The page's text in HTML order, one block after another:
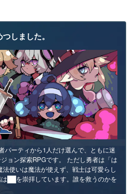
しました。
パーティから1人だけ選んで、ともに迷
ョン探索RPGです。 ただし勇者は「は
使いは魔法が使えず、戦士は可愛らし
██を崇拝しています。誰を救うのかを